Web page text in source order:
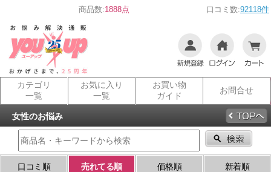
商品数:1888点 口コミ数:92118件
カテゴリ
一覧
お気に入り
一覧
お買い物
ガイド
お問合せ
女性のお悩み
口コミ順 売れてる順 価格順
新着順